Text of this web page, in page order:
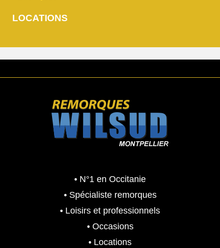
LOCATIONS
• N°1 en Occitanie
• Spécialiste remorques
• Loisirs et professionnels
• Occasions
• Locations